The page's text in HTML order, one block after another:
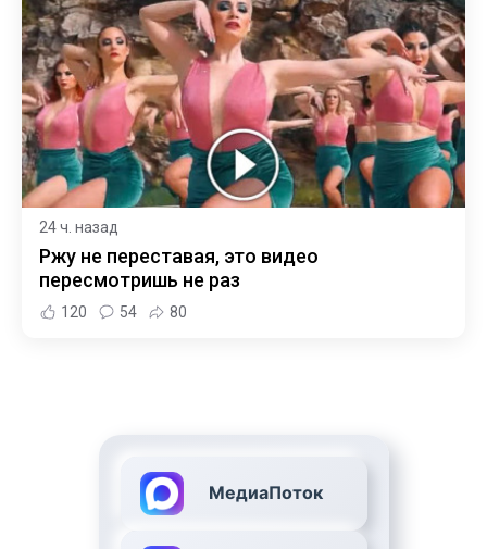
24 ч. назад
Ржу не переставая, это видео
пересмотришь не раз
120 54 80
МедиаПоток